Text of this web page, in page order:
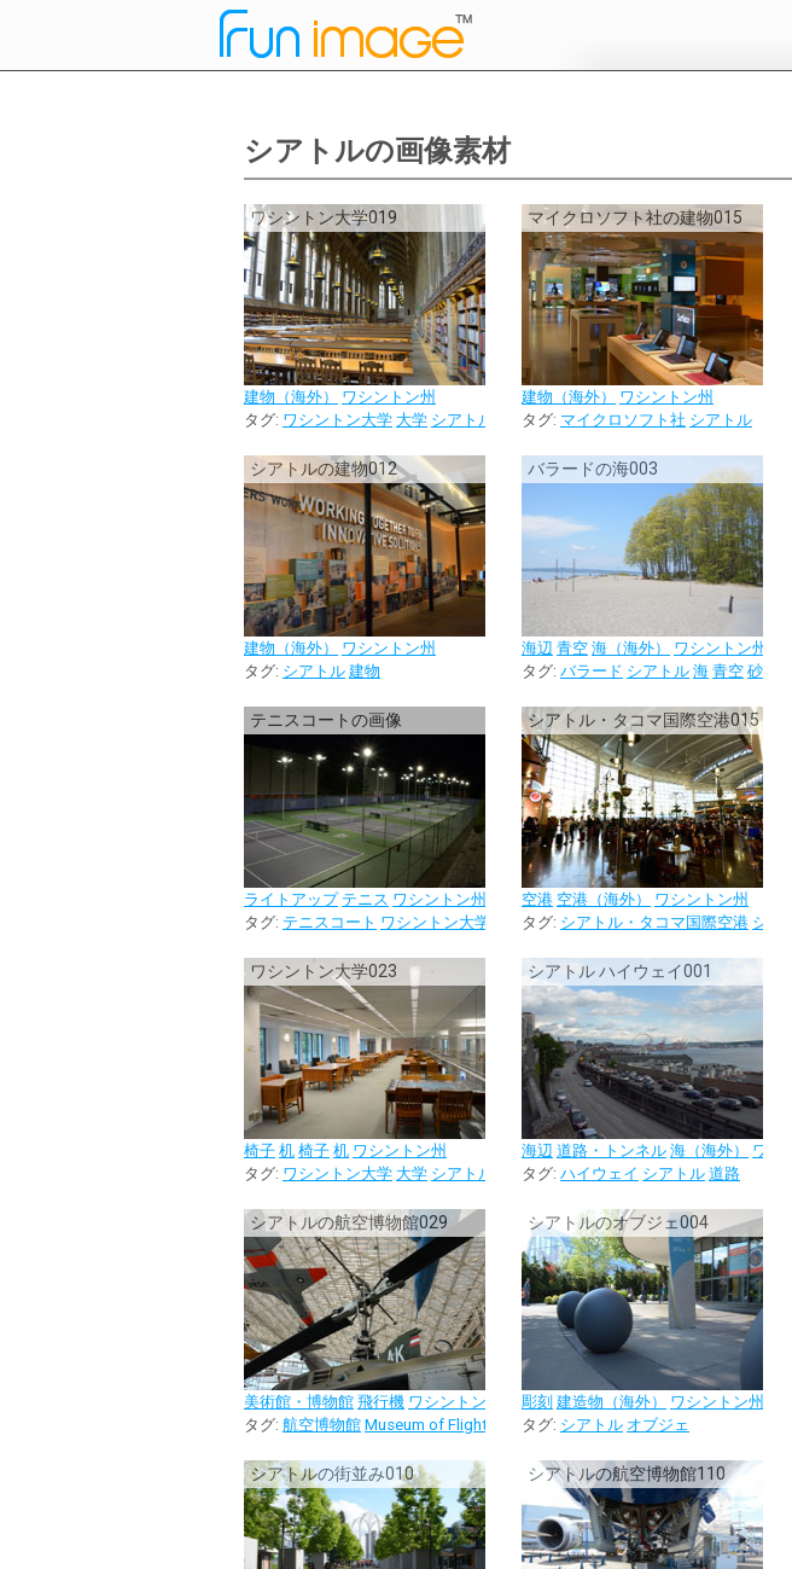
シアトルの画像素材
ワシントン大学019
建物（海外）
ワシントン州
タグ: ワシントン大学 大学 シアトル 校内 図書館
マイクロソフト社の建物015
建物（海外）
ワシントン州
タグ: マイクロソフト社 シアトル
シアトルの建物012
建物（海外）
ワシントン州
タグ: シアトル 建物
バラードの海003
海辺 青空 海（海外）
ワシントン州
タグ: バラード シアトル 海 青空 砂浜
テニスコートの画像
ライトアップ テニス ワシントン州
タグ: テニスコート ワシントン大学 大学 シアトル
シアトル・タコマ国際空港015
空港 空港（海外）
ワシントン州
タグ: シアトル・タコマ国際空港 シア
ワシントン大学023
椅子 机 椅子 机 ワシントン州
タグ: ワシントン大学 大学 シアトル 校内
シアトル ハイウェイ001
海辺 道路・トンネル 海（海外）
ワシ
タグ: ハイウェイ シアトル 道路
シアトルの航空博物館029
美術館・博物館 飛行機 ワシントン州
タグ: 航空博物館 Museum of Flight シアトル 博物館
シアトルのオブジェ004
彫刻 建造物（海外）
ワシントン州
タグ: シアトル オブジェ
シアトルの街並み010 シアトルの航空博物館110